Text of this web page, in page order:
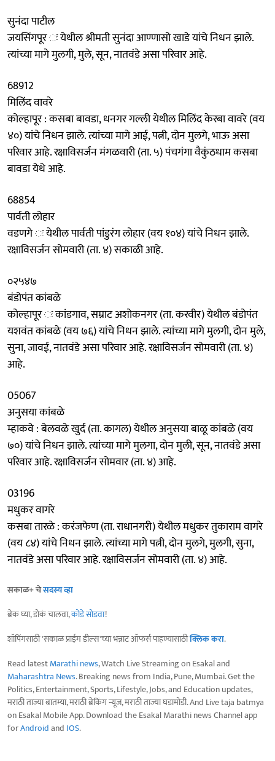
सुनंदा पाटील
जयसिंगपूर ः येथील श्रीमती सुनंदा आण्णासो खाडे यांचे निधन झाले.
त्यांच्या मागे मुलगी, मुले, सून, नातवंडे असा परिवार आहे.
68912
मिलिंद वावरे
कोल्हापूर : कसबा बावडा, धनगर गल्ली येथील मिलिंद केरबा वावरे (वय
४०) यांचे निधन झाले. त्यांच्या मागे आई, पत्नी, दोन मुलगे, भाऊ असा
परिवार आहे. रक्षाविसर्जन मंगळवारी (ता. ५) पंचगंगा वैकुंठधाम कसबा
बावडा येथे आहे.
68854
पार्वती लोहार
वडणगे ः येथील पार्वती पांडुरंग लोहार (वय १०४) यांचे निधन झाले.
रक्षाविसर्जन सोमवारी (ता. ४) सकाळी आहे.
०२५४७
बंडोपंत कांबळे
कोल्हापूर ः कांडगाव, सम्राट अशोकनगर (ता. करवीर) येथील बंडोपंत
यशवंत कांबळे (वय ७६) यांचे निधन झाले. त्यांच्या मागे मुलगी, दोन मुले,
सुना, जावई, नातवंडे असा परिवार आहे. रक्षाविसर्जन सोमवारी (ता. ४)
आहे.
05067
अनुसया कांबळे
म्हाकवे : बेलवळे खुर्द (ता. कागल) येथील अनुसया बाळू कांबळे (वय
७०) यांचे निधन झाले. त्यांच्या मागे मुलगा, दोन मुली, सून, नातवंडे असा
परिवार आहे. रक्षाविसर्जन सोमवार (ता. ४) आहे.
03196
मधुकर वागरे
कसबा तारळे : करंजफेण (ता. राधानगरी) येथील मधुकर तुकाराम वागरे
(वय ८४) यांचे निधन झाले. त्यांच्या मागे पत्नी, दोन मुलगे, मुलगी, सुना,
नातवंडे असा परिवार आहे. रक्षाविसर्जन सोमवारी (ता. ४) आहे.
सकाळ+ चेसदस्य व्हा
ब्रेक घ्या, डोकं चालवा,कोडे सोडवा!
शॉपिंगसाठी 'सकाळ प्राईम डील्स'च्या भन्नाट ऑफर्स पाहण्यासाठीक्लिक करा.
Read latestMarathi news, Watch Live Streaming on Esakal and
Maharashtra News. Breaking news from India, Pune, Mumbai. Get the
Politics, Entertainment, Sports, Lifestyle, Jobs, and Education updates,
मराठी ताज्या बातम्या, मराठी ब्रेकिंग न्यूज, मराठी ताज्या घडामोडी. And Live taja batmya
on Esakal Mobile App. Download the Esakal Marathi news Channel app
forAndroidand IOS.